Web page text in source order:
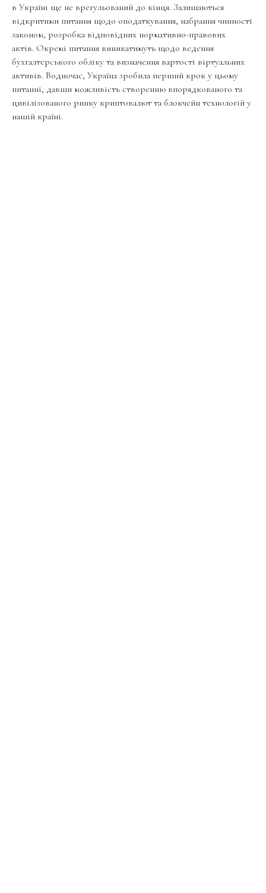
в Україні ще не врегульований до кінця. Залишаються
відкритими питання щодо оподаткування, набрання чинності
законом, розробка відповідних нормативно-правових
актів. Окремі питання виникатимуть щодо ведення
бухгалтерського обліку та визначення вартості віртуальних
активів. Водночас, Україна зробила перший крок у цьому
питанні, давши можливість створенню впорядкованого та
цивілізованого ринку криптовалют та блокчейн технологій у
нашій країні.